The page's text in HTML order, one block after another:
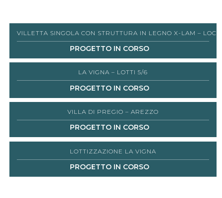
VILLETTA SINGOLA CON STRUTTURA IN LEGNO X-LAM –
PROGETTO IN CORSO
LA VIGNA – LOTTI 5/6
PROGETTO IN CORSO
VILLA DI PREGIO – AREZZO
PROGETTO IN CORSO
LOTTIZZAZIONE LA VIGNA
PROGETTO IN CORSO